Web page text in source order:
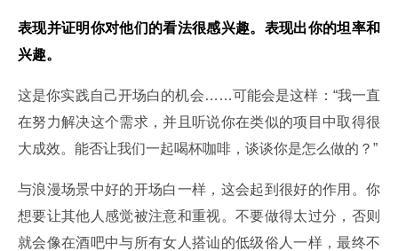
表现并证明你对他们的看法很感兴趣。表现出你的坦率和
兴趣。
这是你实践自己开场白的机会……可能会是这样：“我一直
在努力解决这个需求，并且听说你在类似的项目中取得很
大成效。能否让我们一起喝杯咖啡，谈谈你是怎么做的？”
与浪漫场景中好的开场白一样，这会起到很好的作用。你
想要让其他人感觉被注意和重视。不要做得太过分，否则
就会像在酒吧中与所有女人搭讪的低级俗人一样，最终不